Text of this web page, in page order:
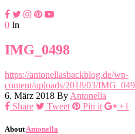
0 In
IMG_0498
https://antonellasbackblog.de/wp-
content/uploads/2018/03/
6. März 2018 By Antonella
Share
Tweet Pin it +1
About Antonella